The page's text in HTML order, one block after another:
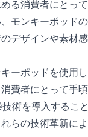
る消費者にとっ
モンキーポッド
デザインや素材
ーポッドを使用
費者にとって手
術を導入するこ
らの技術革新に